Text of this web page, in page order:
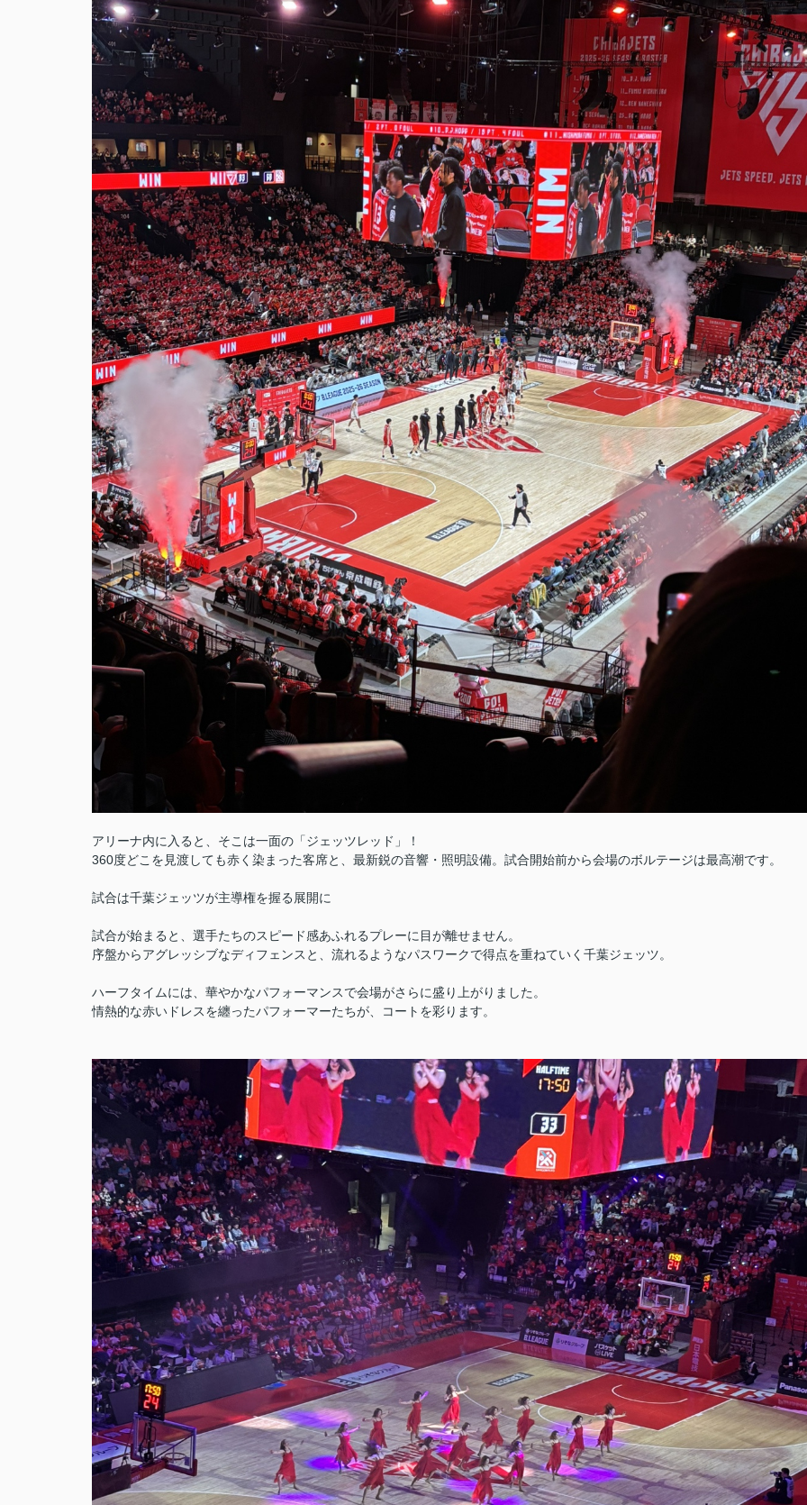
アリーナ内に入ると、そこは一面の「ジェッツレッド」！
360度どこを見渡しても赤く染まった客席と、最新鋭の音響・照明設備。試合開始前から会場のボルテージは最高潮です。
試合は千葉ジェッツが主導権を握る展開に
試合が始まると、選手たちのスピード感あふれるプレーに目が離せません。
序盤からアグレッシブなディフェンスと、流れるようなパスワークで得点を重ねていく千葉ジェッツ。
ハーフタイムには、華やかなパフォーマンスで会場がさらに盛り上がりました。
情熱的な赤いドレスを纏ったパフォーマーたちが、コートを彩ります。